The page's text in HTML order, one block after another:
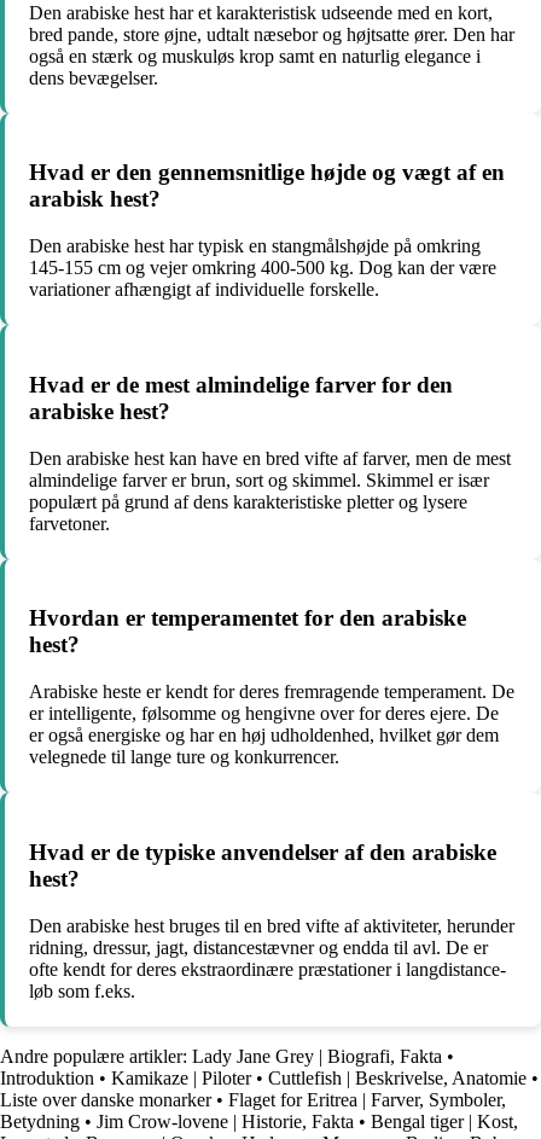
Den arabiske hest har et karakteristisk udseende med en kort,
bred pande, store øjne, udtalt næsebor og højtsatte ører. Den har
også en stærk og muskuløs krop samt en naturlig elegance i
dens bevægelser.
Hvad er den gennemsnitlige højde og vægt af en
arabisk hest?
Den arabiske hest har typisk en stangmålshøjde på omkring
145-155 cm og vejer omkring 400-500 kg. Dog kan der være
variationer afhængigt af individuelle forskelle.
Hvad er de mest almindelige farver for den
arabiske hest?
Den arabiske hest kan have en bred vifte af farver, men de mest
almindelige farver er brun, sort og skimmel. Skimmel er især
populært på grund af dens karakteristiske pletter og lysere
farvetoner.
Hvordan er temperamentet for den arabiske
hest?
Arabiske heste er kendt for deres fremragende temperament. De
er intelligente, følsomme og hengivne over for deres ejere. De
er også energiske og har en høj udholdenhed, hvilket gør dem
velegnede til lange ture og konkurrencer.
Hvad er de typiske anvendelser af den arabiske
hest?
Den arabiske hest bruges til en bred vifte af aktiviteter, herunder
ridning, dressur, jagt, distancestævner og endda til avl. De er
ofte kendt for deres ekstraordinære præstationer i langdistance-
løb som f.eks.
Andre populære artikler: Lady Jane Grey | Biografi, Fakta •
Introduktion • Kamikaze | Piloter• Cuttlefish | Beskrivelse, Anatomie •
Liste over danske monarker• Flaget for Eritrea | Farver, Symboler,
Betydning • Jim Crow-lovene | Historie, Fakta • Bengal tiger | Kost,